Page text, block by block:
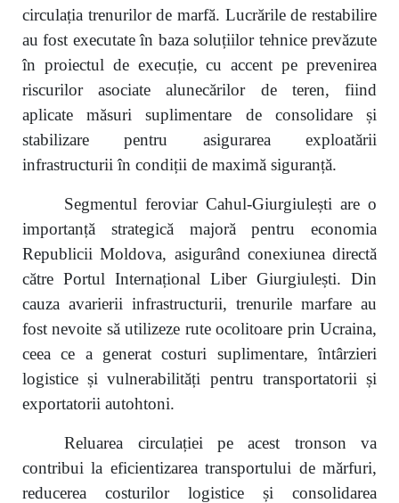
circulația trenurilor de marfă. Lucrările de restabilire
au fost executate în baza soluțiilor tehnice prevăzute
în proiectul de execuție, cu accent pe prevenirea
riscurilor asociate alunecărilor de teren, fiind
aplicate măsuri suplimentare de consolidare și
stabilizare pentru asigurarea exploatării
infrastructurii în condiții de maximă siguranță.
Segmentul feroviar Cahul-Giurgiulești are o
importanță strategică majoră pentru economia
Republicii Moldova, asigurând conexiunea directă
către Portul Internațional Liber Giurgiulești. Din
cauza avarierii infrastructurii, trenurile marfare au
fost nevoite să utilizeze rute ocolitoare prin Ucraina,
ceea ce a generat costuri suplimentare, întârzieri
logistice și vulnerabilități pentru transportatorii și
exportatorii autohtoni.
Reluarea circulației pe acest tronson va
contribui la eficientizarea transportului de mărfuri,
reducerea costurilor logistice și consolidarea